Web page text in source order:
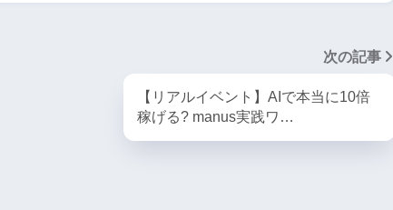
次の記事
【リアルイベント】AIで本当に10倍
稼げる? manus実践ワ…